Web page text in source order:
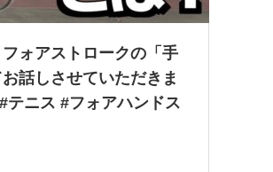
フォアストロークの「手
話しさせていただきま
テニス #フォアハンドス